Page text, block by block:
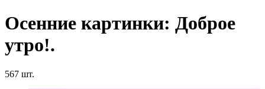
Осенние картинки: Доброе
утро!.
567 шт.